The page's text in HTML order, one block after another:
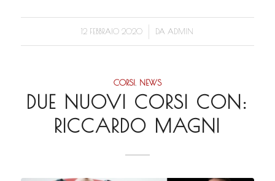
12 FEBBRAIO 2020
/ DA ADMIN
CORSI, NEWS
DUE NUOVI CORSI CON:
RICCARDO MAGNI